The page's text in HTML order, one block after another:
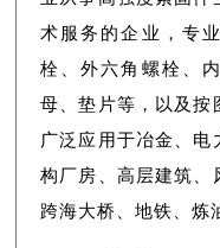
术服务的企业，专
栓、外六角螺栓、
母、垫片等，以及按
广泛应用于冶金、
构厂房、高层建筑、
跨海大桥、地铁、炼